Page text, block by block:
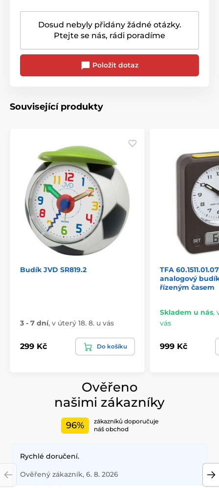
Dosud nebyly přidány žádné otázky.
Ptejte se nás, rádi poradíme
Položit dotaz
Související produkty
Budík JVD SR819.2
3 - 7 dní, v úterý 18. 8. u vás
299 Kč Do košíku
TFA
analogový
řízeným časem
Skladem u nás,
vás
999 Kč
Ověřeno
našimi zákazníky
96%
zákazníků doporučuje
náš obchod
Rychlé doručení.
Ověřený zákazník, 6. 8. 2026